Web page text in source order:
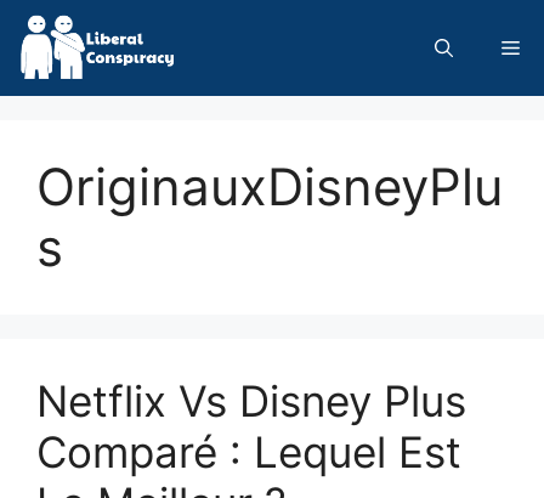
Skip
content
OriginauxDisneyPlu
s
Netflix Vs Disney Plus
Comparé : Lequel Est